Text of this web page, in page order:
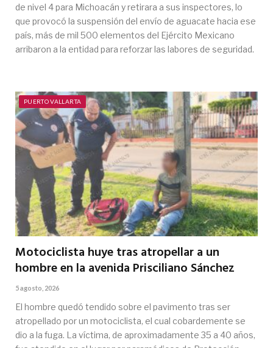
de nivel 4 para Michoacán y retirara a sus inspectores, lo
que provocó la suspensión del envío de aguacate hacia ese
país, más de mil 500 elementos del Ejército Mexicano
arribaron a la entidad para reforzar las labores de seguridad.
PUERTO VALLARTA
Motociclista huye tras atropellar a un
hombre en la avenida Prisciliano Sánchez
5 agosto, 2026
El hombre quedó tendido sobre el pavimento tras ser
atropellado por un motociclista, el cual cobardemente se
dio a la fuga. La víctima, de aproximadamente 35 a 40 años,